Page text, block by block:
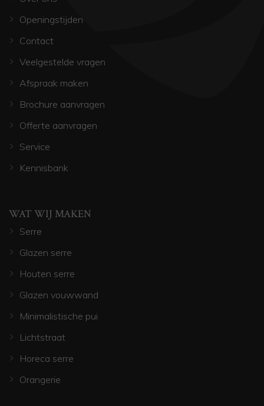
Openingstijden
Contact
Veelgestelde vragen
Afspraak maken
Brochure aanvragen
Offerte aanvragen
Service
Kennisbank
WAT WIJ MAKEN
Serre
Glazen serre
Houten serre
Glazen vouwwand
Minimalistische pui
Lichtstraat
Horeca serre
Orangerie